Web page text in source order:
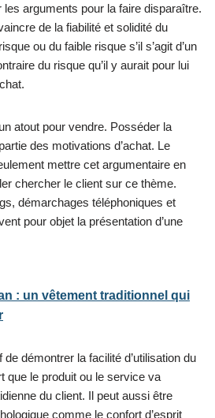
arguments pour la faire disparaître.
de la fiabilité et solidité du
ou du faible risque s’il s’agit d’un
du risque qu’il y aurait pour lui
atout pour vendre. Posséder la
des motivations d’achat. Le
mettre cet argumentaire en
chercher le client sur ce thème.
démarchages téléphoniques et
pour objet la présentation d’une
: un vêtement traditionnel qui
démontrer la facilité d’utilisation du
que le produit ou le service va
du client. Il peut aussi être
comme le confort d’esprit